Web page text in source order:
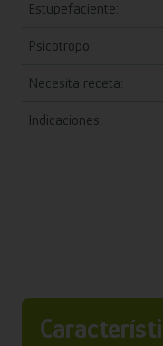
Estupefaciente:
Psicotropo:
Necesita receta:
Indicaciones: